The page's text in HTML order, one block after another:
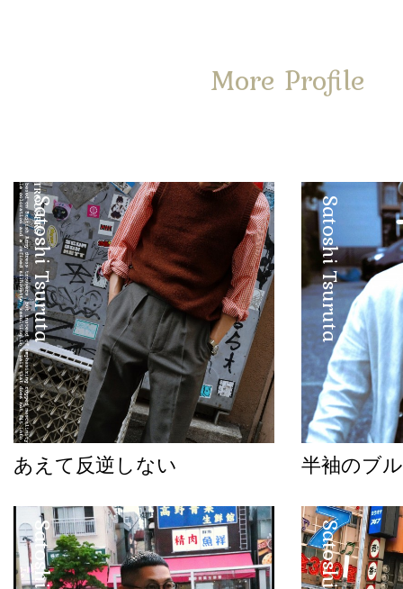
More Profile
Satoshi Tsuruta
あえて反逆しない
Satoshi Tsuruta
半袖のブ